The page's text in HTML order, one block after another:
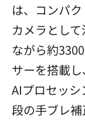
は、コンパ
カメラとし
ながら約
サーを搭載し
AIプロセッ
段の手ブレ